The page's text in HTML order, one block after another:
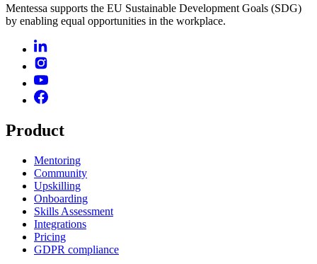
Mentessa supports the EU Sustainable Development Goals (SDG)
by enabling equal opportunities in the workplace.
Product
Mentoring
Community
Upskilling
Onboarding
Skills Assessment
Integrations
Pricing
GDPR compliance